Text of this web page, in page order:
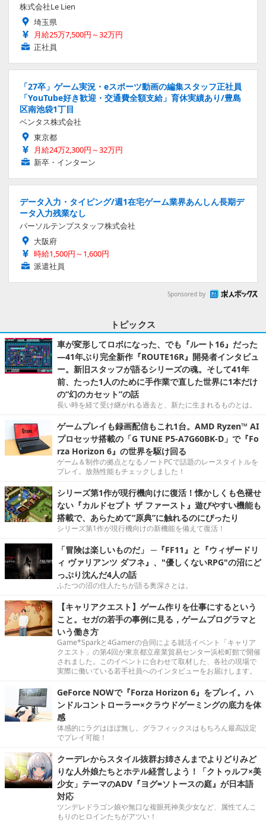
株式会社Le Lien
埼玉県
月給25万7,500円～32万円
正社員
「27卒」ゲーム実況・eスポーツ動画の編集スタッフ正社員
「YouTube好き歓迎・交通費全額支給」育休実績あり/豊島
区南池袋1丁目
ベンタス株式会社
東京都
月給24万2,300円～32万円
新卒・インターン
データ入力・タイピング/週1在宅ゲーム業界あんしん長期デ
ータ入力残業なし
パーソルテンプスタッフ株式会社
大阪府
時給1,500円～1,600円
派遣社員
Sponsored by
トピックス
車が変形してロボになった、でも『ルート16』だった
―41年ぶり完全新作『ROUTE16R』開発者インタビュ
ー。新旧スタッフが語るシリーズの魂。そして41年
前、たった1人のために手作業で直した世界に1本だけ
の“幻のカセット”の話
長い時を経て受け継がれる過去と、新たに生まれるものとは。
ゲームプレイも録画配信もこれ1台。AMD Ryzen™ AI
プロセッサ搭載の「G TUNE P5-A7G60BK-D」で『Fo
rza Horizon 6』の世界を駆け回る
ゲーム＆制作の拠点となるノートPCで話題のレースタイトルを
プレイ。放熱性能もチェックしました！
シリーズ第1作が現行機向けに復活！懐かしくも色褪せ
ない『カルドセプト ザ ファースト』遊びやすい機能も
搭載で、あらためて“原典”に触れるのにぴったり
シリーズ第1作が現行機向けの新機能を備えて復活！
「冒険は楽しいものだ」 ─『FF11』と『ウィザードリ
ィ ヴァリアンツ ダフネ』、"優しくないRPG"の沼にど
っぷり沈んだ4人の話
ふたつの沼の住人たちが語る奥深さとは。
【キャリアクエスト】ゲーム作りを仕事にするという
こと。セガの若手の事例に見る，ゲームプログラマと
いう働き方
Game*Sparkと4Gamerの合同による就活イベント「キャリア
クエスト」の第4回が東京都立産業貿易センター浜松町館で開催
されました。このイベントに合わせて取材した、各社の現場で
実際に働いている若手社員へのインタビューをお届けします。
GeForce NOWで『Forza Horizon 6』をプレイ。ハ
ンドルコントローラー×クラウドゲーミングの底力を体
感
体感的にラグはほぼ無し。グラフィックスはもちろん最高設定
でプレイ可能！
クーデレからスタイル抜群お姉さんまでよりどりみど
りな人外娘たちとホテル経営しよう！「クトゥルフ×美
少女」テーマのADV『ヨグ=ソトースの庭』が日本語
対応
ツンデレドラゴン娘や無口な複眼死神美少女など、属性てんこ
もりのヒロインたちがアツい！